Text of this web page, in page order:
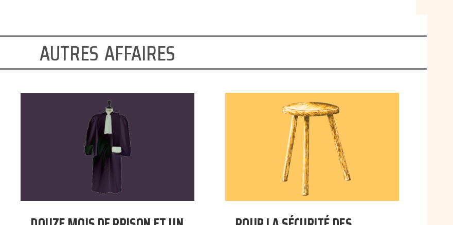
autres affaires